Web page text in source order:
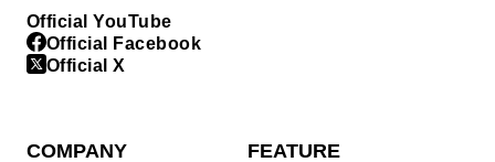
Official YouTube
Official Facebook
Official X
COMPANY FEATURE